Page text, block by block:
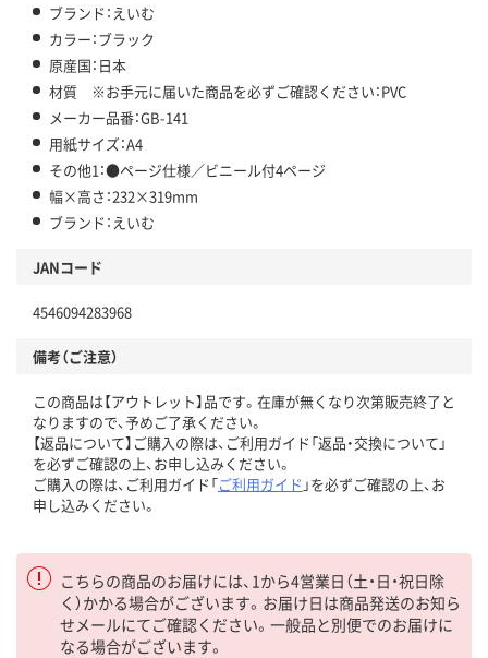
ブランド：えいむ
カラー：ブラック
原産国：日本
材質 ※お手元に届いた商品を必ずご確認ください：PVC
メーカー品番：GB-141
用紙サイズ：A4
その他1：●ページ仕様／ビニール付4ページ
幅×高さ：232×319mm
ブランド：えいむ
JANコード
4546094283968
備考（ご注意）
この商品は【アウトレット】品です。在庫が無くなり次第販売終了と
なりますので、予めご了承ください。
【返品について】ご購入の際は、ご利用ガイド「返品・交換について」
を必ずご確認の上、お申し込みください。
ご購入の際は、ご利用ガイド「ご利用ガイド 」を必ずご確認の上、お
申し込みください。
こちらの商品のお届けには、1から4営業日（土・日・祝日除
く）かかる場合がございます。お届け日は商品発送のお知ら
せメールにてご確認ください。一般品と別便でのお届けに
なる場合がございます。